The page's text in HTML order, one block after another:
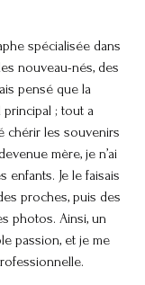
spécialisée dans
nouveau-nés, des
pensé que la
; tout a
chérir les souvenirs
mère, je n’ai
enfants. Je le faisais
proches, puis des
photos. Ainsi, un
passion, et je me